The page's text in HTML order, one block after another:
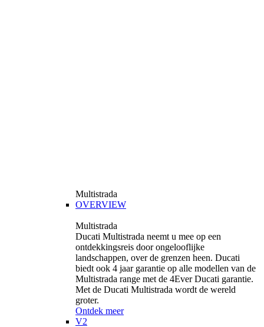
Multistrada
OVERVIEW
Multistrada
Ducati Multistrada neemt u mee op een
ontdekkingsreis door ongelooflijke
landschappen, over de grenzen heen. Ducati
biedt ook 4 jaar garantie op alle modellen van de
Multistrada range met de 4Ever Ducati garantie.
Met de Ducati Multistrada wordt de wereld
groter.
Ontdek meer
V2